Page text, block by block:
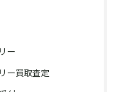
ー
ー買取査定